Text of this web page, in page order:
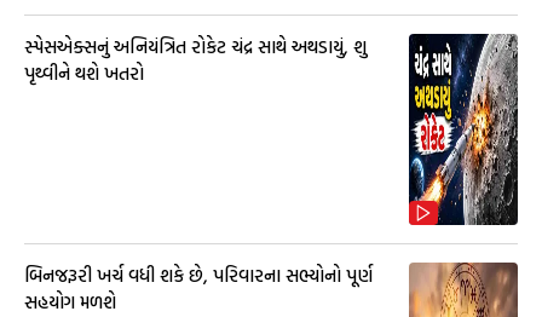
સ્પેસએક્સનું અનિયંત્રિત રોકેટ ચંદ્ર સાથે અથડાયું, શુ
પૃથ્વીને થશે ખતરો
બિનજરૂરી ખર્ચ વધી શકે છે, પરિવારના સભ્યોનો પૂર્ણ
સહયોગ મળશે